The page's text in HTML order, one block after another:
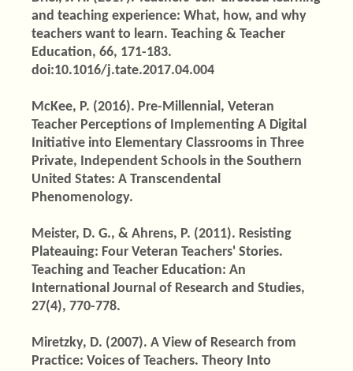
and teaching experience: What, how, and why
teachers want to learn. Teaching & Teacher
Education, 66, 171-183.
doi:10.1016/j.tate.2017.04.004
McKee, P. (2016). Pre-Millennial, Veteran
Teacher Perceptions of Implementing A Digital
Initiative into Elementary Classrooms in Three
Private, Independent Schools in the Southern
United States: A Transcendental
Phenomenology.
Meister, D. G., & Ahrens, P. (2011). Resisting
Plateauing: Four Veteran Teachers' Stories.
Teaching and Teacher Education: An
International Journal of Research and Studies,
27(4), 770-778.
Miretzky, D. (2007). A View of Research from
Practice: Voices of Teachers. Theory Into